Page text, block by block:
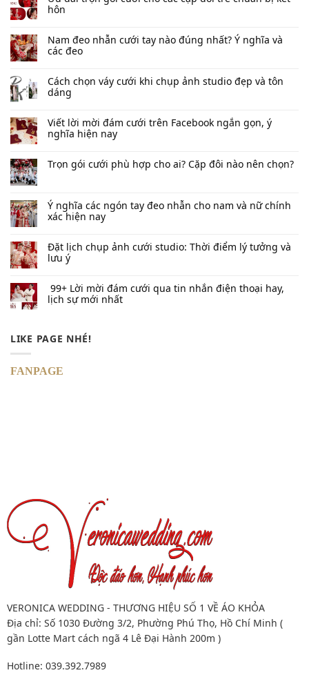
hôn
Nam đeo nhẫn cưới tay nào đúng nhất​? Ý nghĩa và
các đeo
Cách chọn váy cưới khi chụp ảnh studio đẹp và tôn
dáng
Viết lời mời đám cưới trên Facebook​ ngắn gọn, ý
nghĩa hiện nay
Trọn gói cưới phù hợp cho ai? Cặp đôi nào nên chọn?
Ý nghĩa các ngón tay đeo nhẫn cho nam và nữ chính
xác hiện nay
Đặt lịch chụp ảnh cưới studio: Thời điểm lý tưởng và
lưu ý
99+ Lời mời đám cưới qua tin nhắn​ điện thoại hay,
lịch sự mới nhất
LIKE PAGE NHÉ!
FANPAGE
VERONICA WEDDING - THƯƠNG HIỆU SỐ 1 VỀ ÁO KHỎA
Địa chỉ: Số 1030 Đường 3/2, Phường Phú Thọ, Hồ Chí Minh (
gần Lotte Mart cách ngã 4 Lê Đại Hành 200m )
Hotline: 039.392.7989